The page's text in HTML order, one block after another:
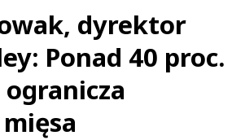
dyrektor
Ponad 40 proc.